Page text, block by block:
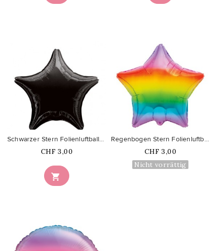

Schwarzer Stern Folienluftballon
Price
CHF 3,00
Regenbogen Stern Folienluftballon
Price
CHF 3,00
Nicht vorrättig